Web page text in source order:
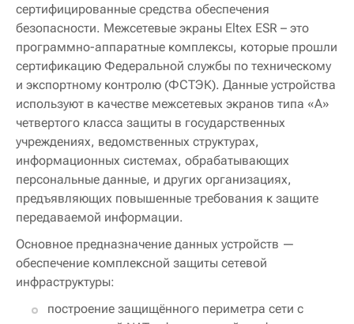
сертифицированные средства обеспечения
безопасности. Межсетевые экраны Eltex ESR – это
программно-аппаратные комплексы, которые прошли
сертификацию Федеральной службы по техническому
и экспортному контролю (ФСТЭК). Данные устройства
используют в качестве межсетевых экранов типа «А»
четвертого класса защиты в государственных
учреждениях, ведомственных структурах,
информационных системах, обрабатывающих
персональные данные, и других организациях,
предъявляющих повышенные требования к защите
передаваемой информации.
Основное предназначение данных устройств —
обеспечение комплексной защиты сетевой
инфраструктуры:
построение защищённого периметра сети с